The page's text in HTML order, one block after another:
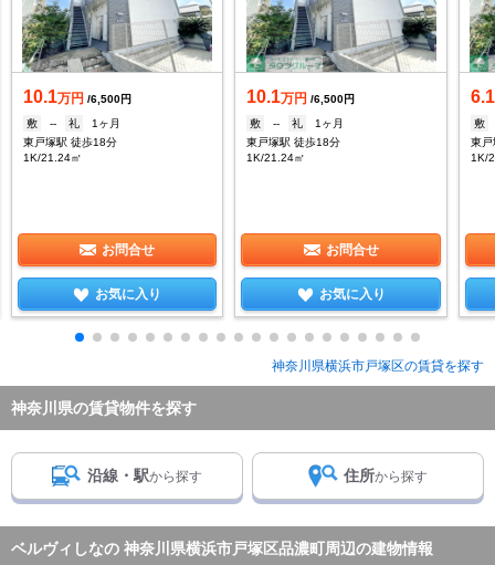
10.1万円 /6,500円
敷
-- 礼
1ヶ月
東戸塚駅 徒歩18分
1K/21.24㎡
お問合せ
お気に入り
10.1万円 /6,500円
敷
-- 礼
1ヶ月
東戸塚駅 徒歩18分
1K/21.24㎡
お問合せ
お気に入り
6.1
敷
東
1K/
神奈川県横浜市戸塚区の賃貸を探す
神奈川県の賃貸物件を探す
沿線・駅から探す 住所から探す
ベルヴィしなの 神奈川県横浜市戸塚区品濃町周辺の建物情報